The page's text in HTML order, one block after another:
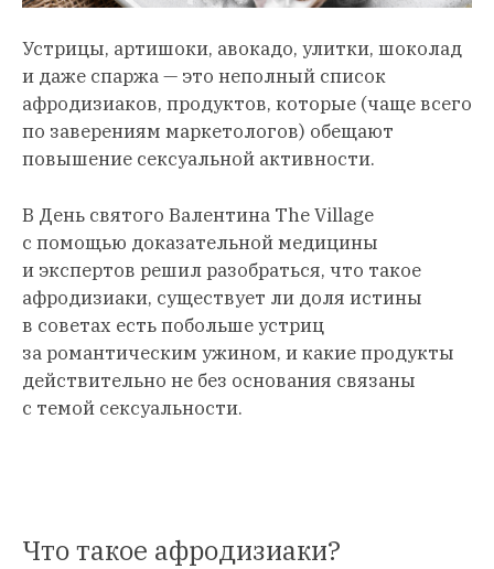
Устрицы, артишоки, авокадо, улитки, шоколад
и даже спаржа — это неполный список
афродизиаков, продуктов, которые (чаще всего
по заверениям маркетологов) обещают
повышение сексуальной активности.
В День святого Валентина The Village
с помощью доказательной медицины
и экспертов решил разобраться, что такое
афродизиаки, существует ли доля истины
в советах есть побольше устриц
за романтическим ужином, и какие продукты
действительно не без основания связаны
с темой сексуальности.
Что такое афродизиаки?